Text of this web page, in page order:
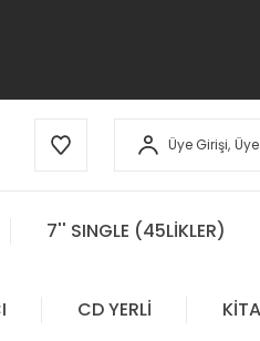
Üye Girişi,
7'' SINGLE (45LİKLER)
CD YERLİ